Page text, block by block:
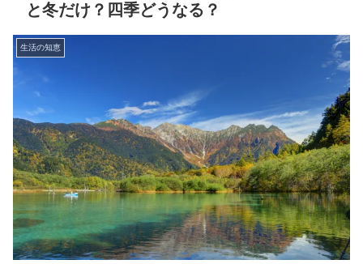
と冬だけ？四季どうなる？
生活の知恵